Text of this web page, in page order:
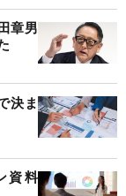
章男
決ま
資料